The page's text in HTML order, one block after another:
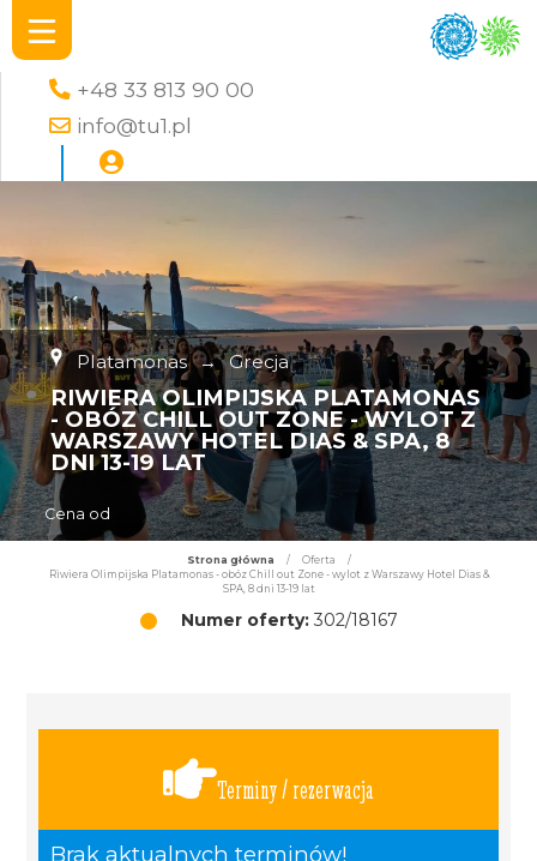
+48 33 813 90 00
info@tu1.pl
Platamonas → Grecja
RIWIERA OLIMPIJSKA PLATAMONAS
- OBÓZ CHILL OUT ZONE - WYLOT Z
WARSZAWY HOTEL DIAS & SPA, 8
DNI 13-19 LAT
Cena od
Strona główna / Oferta
/
Riwiera Olimpijska Platamonas - obóz Chill out Zone - wylot z Warszawy Hotel Dias &
SPA, 8 dni 13-19 lat
Numer oferty:302/18167
Terminy / rezerwacja
Brak aktualnych terminów!